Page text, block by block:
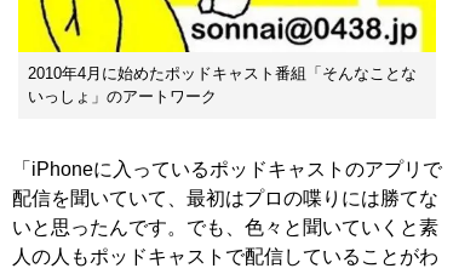
2010年4月に始めたポッドキャスト番組「そんなことな
いっしょ」のアートワーク
「iPhoneに入っているポッドキャストのアプリで
配信を聞いていて、最初はプロの喋りには勝てな
いと思ったんです。でも、色々と聞いていくと素
人の人もポッドキャストで配信していることがわ